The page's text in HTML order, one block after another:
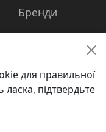
Бренди
для правильної
підтвердьте